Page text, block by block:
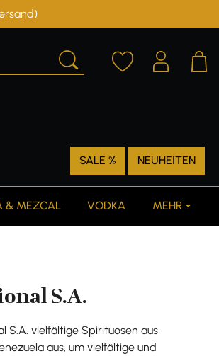
SALE % NEUHEITEN
& MEZCAL VODKA MEHR
S.A.
S.A. vielfältige Spirituosen aus
aus, um vielfältige und